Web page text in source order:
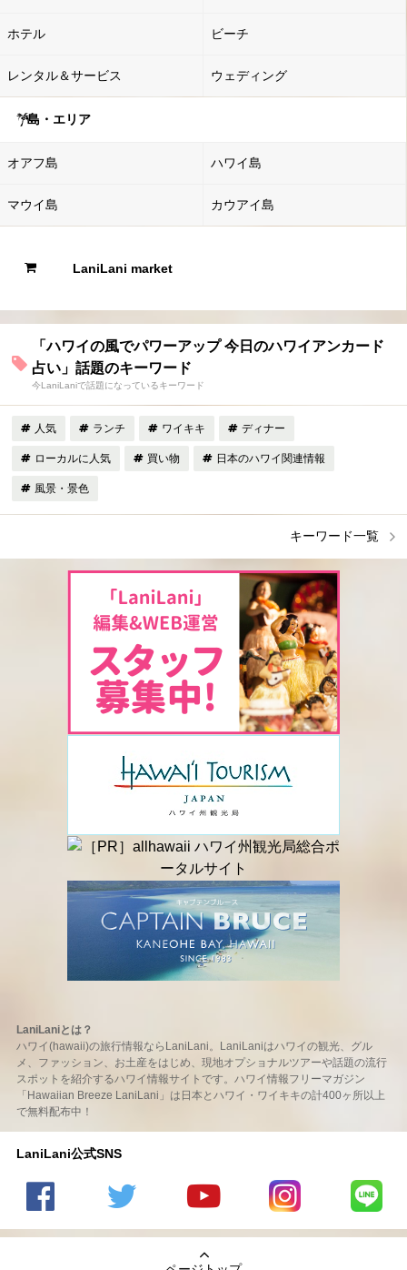
ホテル ビーチ
レンタル＆サービス ウェディング
島・エリア
オアフ島 ハワイ島
マウイ島 カウアイ島
LaniLani market
「ハワイの風でパワーアップ 今日のハワイアンカード
占い」話題のキーワード
今LaniLaniで話題になっているキーワード
人気 ランチ ワイキキ ディナー
ローカルに人気 買い物 日本のハワイ関連情報
風景・景色
キーワード一覧
LaniLaniとは？
ハワイ(hawaii)の旅行情報ならLaniLani。LaniLaniはハワイの観光、グル
メ、ファッション、お土産をはじめ、現地オプショナルツアーや話題の流行
スポットを紹介するハワイ情報サイトです。ハワイ情報フリーマガジン
「Hawaiian Breeze LaniLani」は日本とハワイ・ワイキキの計400ヶ所以上
で無料配布中！
LaniLani公式SNS
の
のtwitter
の
Youtube
LaniLani
LaniLani